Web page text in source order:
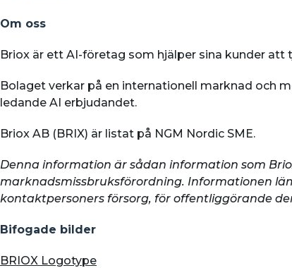
Om oss
Briox är ett AI-företag som hjälper sina kunder att
Bolaget verkar på en internationell marknad och
ledande AI erbjudandet.
Briox AB (BRIX) är listat på NGM Nordic SME.
Denna information är sådan information som
marknadsmissbruksförordning. Informationen
kontaktpersoners försorg, för offentliggörande den
Bifogade bilder
BRIOX Logotype